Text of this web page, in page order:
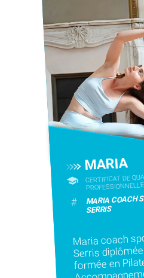
MARIA
CERTIFICAT DE
PROFESSIONNELLE
# MARIA COACH
SERRIS
Maria coach
Serris diplômée
formée en